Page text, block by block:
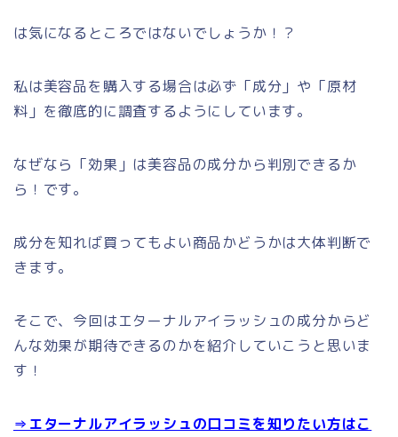
は気になるところではないでしょうか！？
私は美容品を購入する場合は必ず「成分」や「原材
料」を徹底的に調査するようにしています。
なぜなら「効果」は美容品の成分から判別できるか
ら！です。
成分を知れば買ってもよい商品かどうかは大体判断で
きます。
そこで、今回はエターナルアイラッシュの成分からど
んな効果が期待できるのかを紹介していこうと思いま
す！
⇒エターナルアイラッシュの口コミを知りたい方はこ